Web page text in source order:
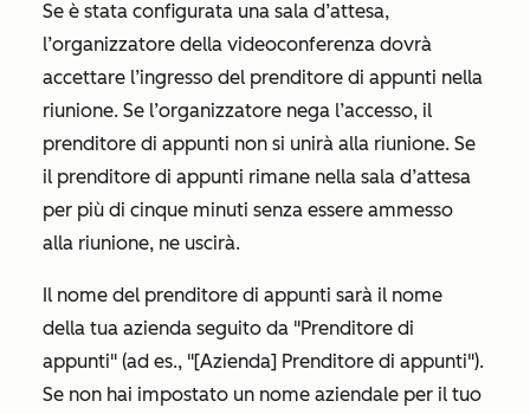
Se è stata configurata una sala d’attesa,
l’organizzatore della videoconferenza dovrà
accettare l’ingresso del prenditore di appunti nella
riunione. Se l’organizzatore nega l’accesso, il
prenditore di appunti non si unirà alla riunione. Se
il prenditore di appunti rimane nella sala d’attesa
per più di cinque minuti senza essere ammesso
alla riunione, ne uscirà.
Il nome del prenditore di appunti sarà il nome
della tua azienda seguito da "Prenditore di
appunti" (ad es., "[Azienda] Prenditore di appunti").
Se non hai impostato un nome aziendale per il tuo